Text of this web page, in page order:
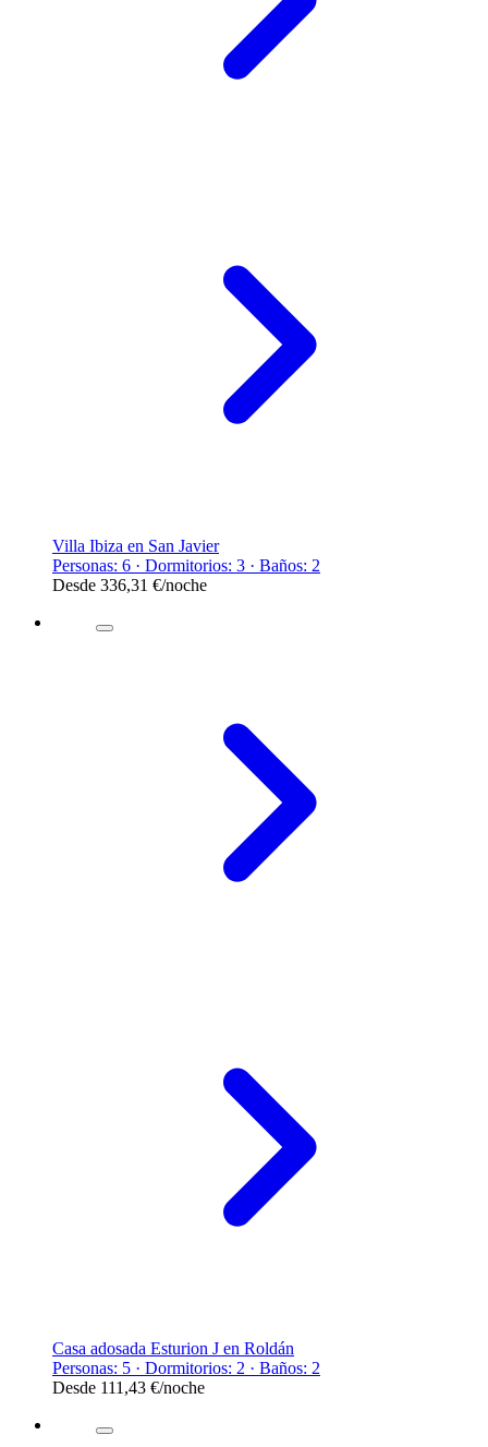
Villa Ibiza en San Javier
Personas: 6 · Dormitorios: 3 · Baños: 2
Desde 336,31 €/noche
Casa adosada Esturion J en Roldán
Personas: 5 · Dormitorios: 2 · Baños: 2
Desde 111,43 €/noche